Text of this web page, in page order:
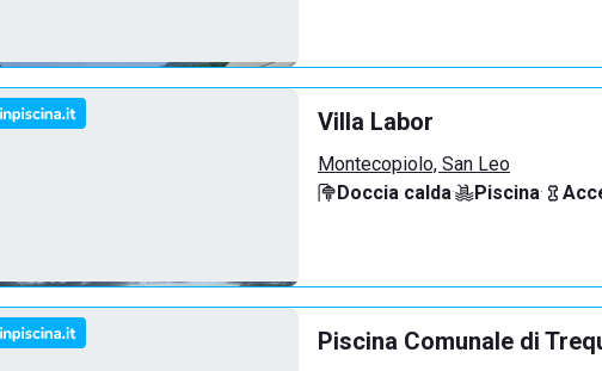
Villa Labor
Montecopiolo, San Leo
Doccia calda· Piscina·
Piscina Comunale di